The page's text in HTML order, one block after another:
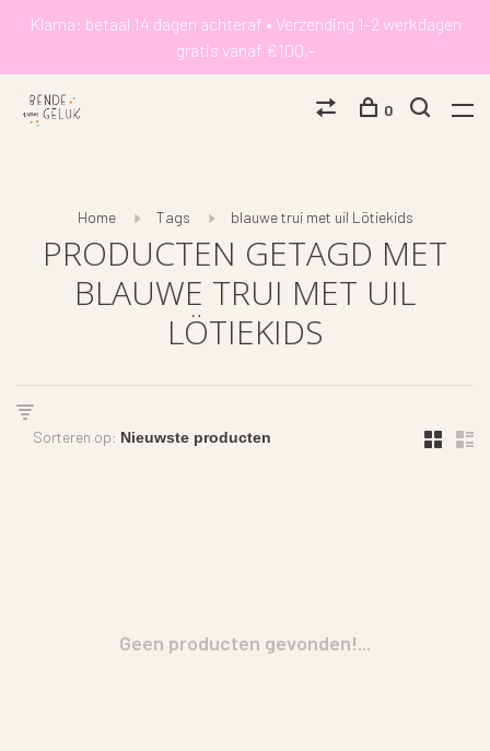
Klarna: betaal 14 dagen achteraf • Verzending 1-2 werkdagen
gratis vanaf €100,-
0
Home Tags blauwe trui met uil Lötiekids
PRODUCTEN GETAGD MET
BLAUWE TRUI MET UIL
LÖTIEKIDS
Sorteren op:
Geen producten gevonden!...